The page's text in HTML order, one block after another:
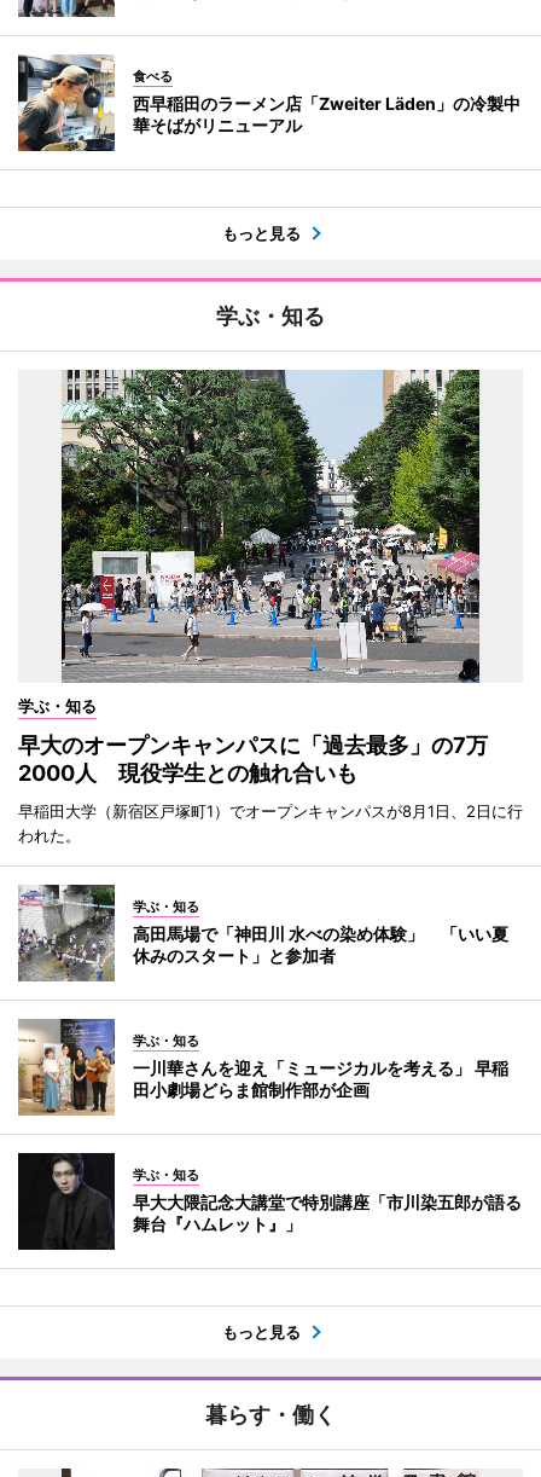
食べる
西早稲田のラーメン店「Zweiter Läden」の冷製中
華そばがリニューアル
もっと見る
学ぶ・知る
学ぶ・知る
早大のオープンキャンパスに「過去最多」の7万
2000人 現役学生との触れ合いも
早稲田大学（新宿区戸塚町1）でオープンキャンパスが8月1日、2日に行
われた。
学ぶ・知る
高田馬場で「神田川 水べの染め体験」 「いい夏
休みのスタート」と参加者
学ぶ・知る
一川華さんを迎え「ミュージカルを考える」 早稲
田小劇場どらま館制作部が企画
学ぶ・知る
早大大隈記念大講堂で特別講座「市川染五郎が語る
舞台『ハムレット』」
もっと見る
暮らす・働く